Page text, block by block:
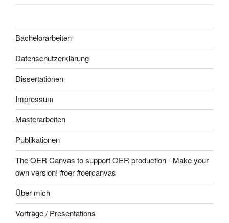
Bachelorarbeiten
Datenschutzerklärung
Dissertationen
Impressum
Masterarbeiten
Publikationen
The OER Canvas to support OER production - Make your
own version! #oer #oercanvas
Über mich
Vorträge / Presentations